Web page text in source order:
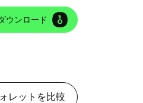
ウンロード
レットを比較